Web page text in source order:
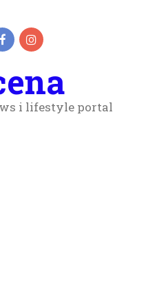
i lifestyle portal